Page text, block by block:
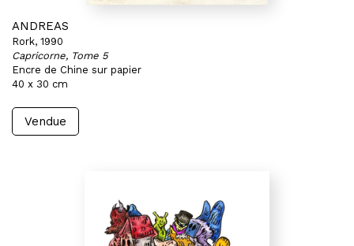
ANDREAS
Rork, 1990
Capricorne, Tome 5
Encre de Chine sur papier
40 x 30 cm
Vendue